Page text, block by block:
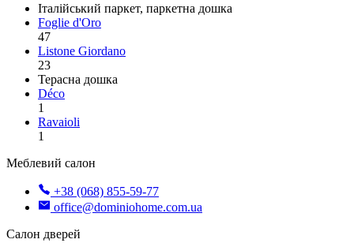
Італійський паркет, паркетна дошка
Foglie d'Oro
47
Listone Giordano
23
Терасна дошка
Déco
1
Ravaioli
1
Меблевий салон
+38 (068) 855-59-77
office@dominiohome.com.ua
Салон дверей